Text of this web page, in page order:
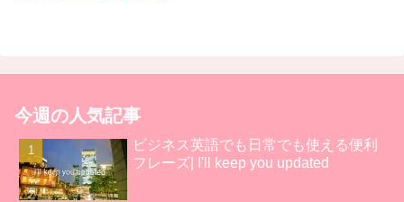
今週の人気記事
ビジネス英語でも日常でも使える便利
フレーズ| I'll keep you updated